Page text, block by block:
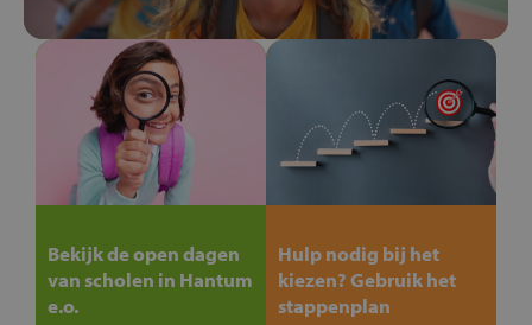
Bekijk de open dagen
van scholen in Hantum
e.o.
Hulp nodig bij het
kiezen? Gebruik het
stappenplan